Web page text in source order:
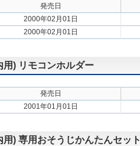
発売日
2000年02月01日
2000年02月01日
) リモコンホルダー
発売日
2001年01月01日
) 専用おそうじかんたんセット